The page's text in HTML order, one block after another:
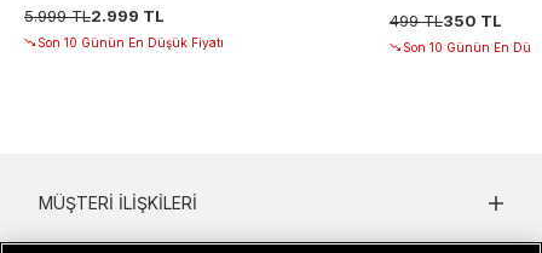
5.999 TL2.999 TL
Son 10 Günün En Düşük Fiyatı
499 TL350 TL
Son 10 Günün En
MÜŞTERI İLIŞKILERI